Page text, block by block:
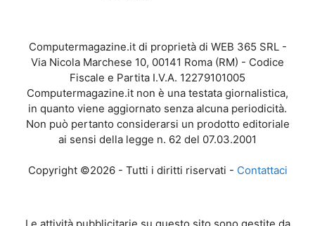
Computermagazine.it di proprietà di WEB 365 SRL -
Via Nicola Marchese 10, 00141 Roma (RM) - Codice
Fiscale e Partita I.V.A. 12279101005
Computermagazine.it non è una testata giornalistica,
in quanto viene aggiornato senza alcuna periodicità.
Non può pertanto considerarsi un prodotto editoriale
ai sensi della legge n. 62 del 07.03.2001
Copyright ©2026 - Tutti i diritti riservati - Contattaci